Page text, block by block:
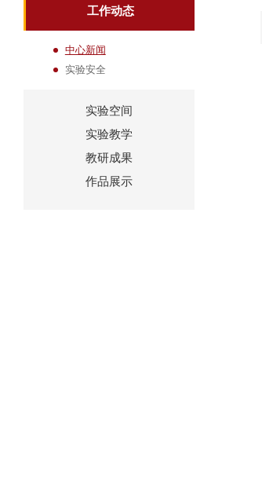
工作动态
中心新闻
实验安全
实验空间
实验教学
教研成果
作品展示